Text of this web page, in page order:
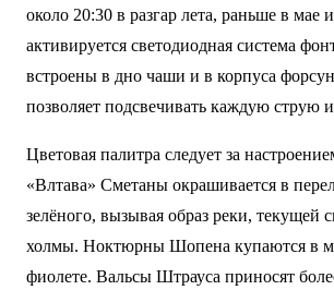
около 20:30 в разгар лета, раньше в мае
активируется светодиодная система
встроены в дно чаши и в корпуса
позволяет подсвечивать каждую струю
Цветовая палитра следует за
«Влтава» Сметаны окрашивается в
зелёного, вызывая образ реки, текущей
холмы. Ноктюрны Шопена купаются в
фиолете. Вальсы Штрауса приносят